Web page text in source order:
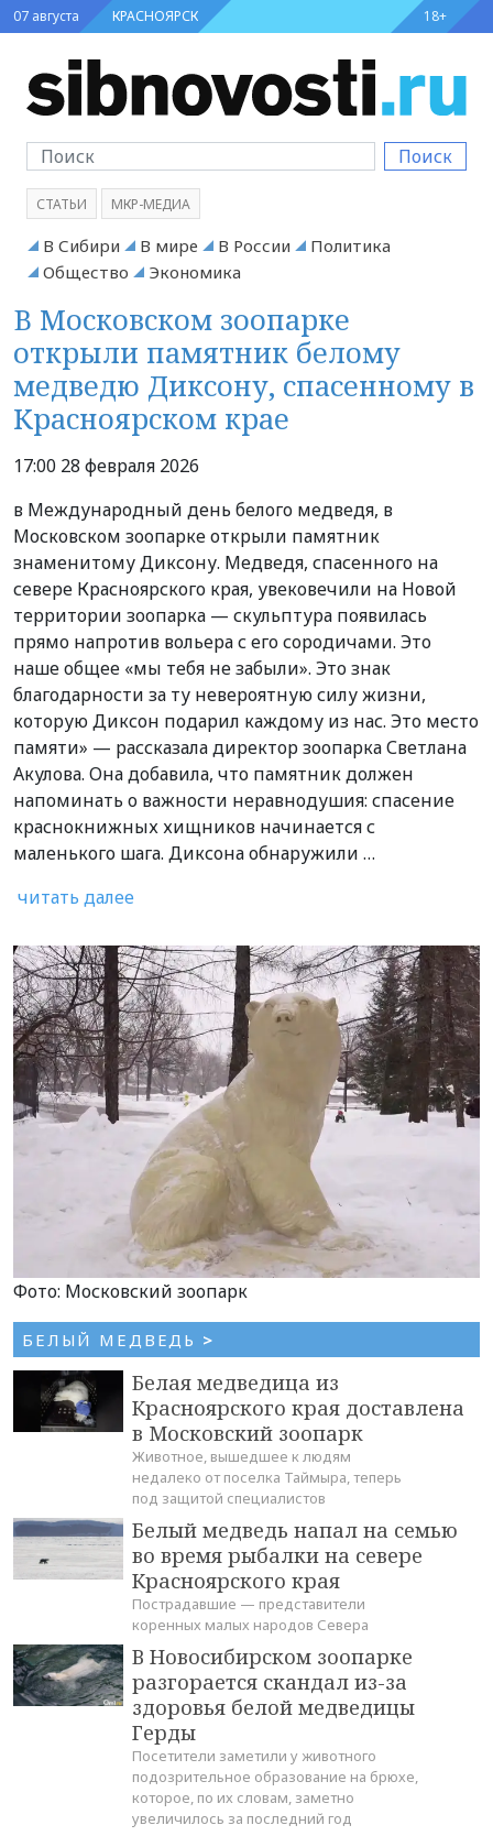
07 августа КРАСНОЯРСК 18+
Поиск
СТАТЬИ МКР-МЕДИА
В Сибири В мире В России
Политика
Общество
Экономика
В Московском зоопарке
открыли памятник белому
медведю Диксону, спасенному в
Красноярском крае
17:00 28 февраля 2026
в Международный день белого медведя, в
Московском зоопарке открыли памятник
знаменитому Диксону. Медведя, спасенного на
севере Красноярского края, увековечили на Новой
территории зоопарка — скульптура появилась
прямо напротив вольера с его сородичами. Это
наше общее «мы тебя не забыли». Это знак
благодарности за ту невероятную силу жизни,
которую Диксон подарил каждому из нас. Это место
памяти» — рассказала директор зоопарка Светлана
Акулова. Она добавила, что памятник должен
напоминать о важности неравнодушия: спасение
краснокнижных хищников начинается с
маленького шага. Диксона обнаружили …
читать далее
Фото: Московский зоопарк
БЕЛЫЙ МЕДВЕДЬ >
Белая медведица из
Красноярского края доставлена
в Московский зоопарк
Животное, вышедшее к людям
недалеко от поселка Таймыра, теперь
под защитой специалистов
Белый медведь напал на семью
во время рыбалки на севере
Красноярского края
Пострадавшие — представители
коренных малых народов Севера
В Новосибирском зоопарке
разгорается скандал из-за
здоровья белой медведицы
Герды
Посетители заметили у животного
подозрительное образование на брюхе,
которое, по их словам, заметно
увеличилось за последний год